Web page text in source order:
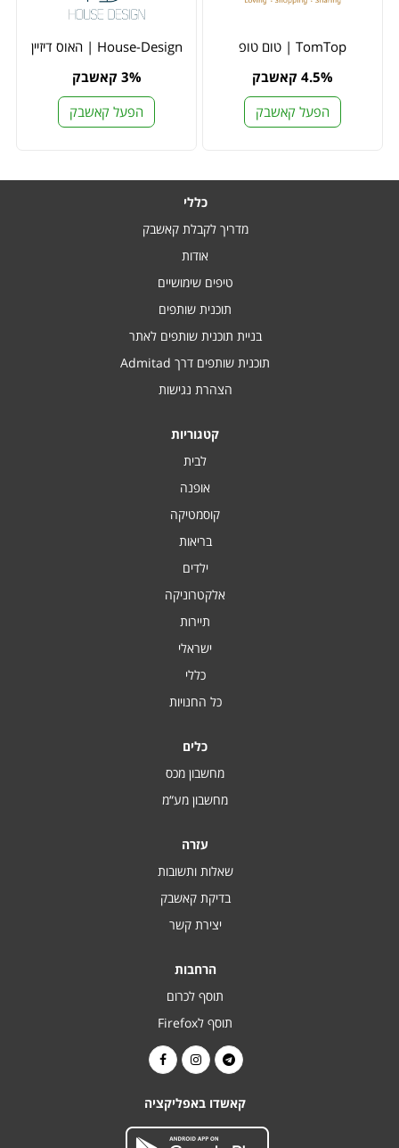
TomTop | טום טופ
4.5% קאשבק
הפעל קאשבק
House-Design | האוס דיזיין
3% קאשבק
הפעל קאשבק
כללי
מדריך לקבלת קאשבק
אודות
טיפים שימושיים
תוכנית שותפים
בניית תוכנית שותפים לאתר
תוכנית שותפים דרך Admitad
הצהרת נגישות
קטגוריות
לבית
אופנה
קוסמטיקה
בריאות
ילדים
אלקטרוניקה
תיירות
ישראלי
כללי
כל החנויות
כלים
מחשבון מכס
מחשבון מע“מ
עזרה
שאלות ותשובות
בדיקת קאשבק
יצירת קשר
הרחבות
תוסף לכרום
תוסף לFirefox
קאשדו באפליקציה